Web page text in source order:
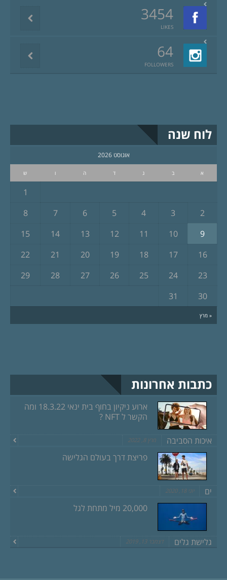
3454
LIKES
64
FOLLOWERS
לוח שנה
אוגוסט 2026
א ב ג ד ה ו ש
« מרץ
1
2
3
4
5
6
7
8
9
10
11
12
13
14
15
16
17
18
19
20
21
22
23
24
25
26
27
28
29
30
31
כתבות אחרונות
ארוע ניקיון בחוף בית ינאי 18.3.22 ומה
הקשר ל NFT ?
איכות הסביבה מרץ 8, 2022
פריצת דרך בעולם הגלישה
ים יוני 18, 2020
20,000 מיל מתחת לגל
גלישת גלים דצמבר 13, 2019